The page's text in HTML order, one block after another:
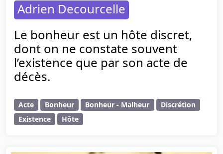
Adrien Decourcelle
Le bonheur est un hôte discret,
dont on ne constate souvent
l’existence que par son acte de
décès.
Acte Bonheur Bonheur - Malheur
Discrétion
Existence
Hôte